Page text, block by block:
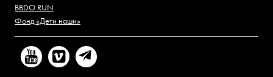
BBDO RUN
Фонд «Дети наши»